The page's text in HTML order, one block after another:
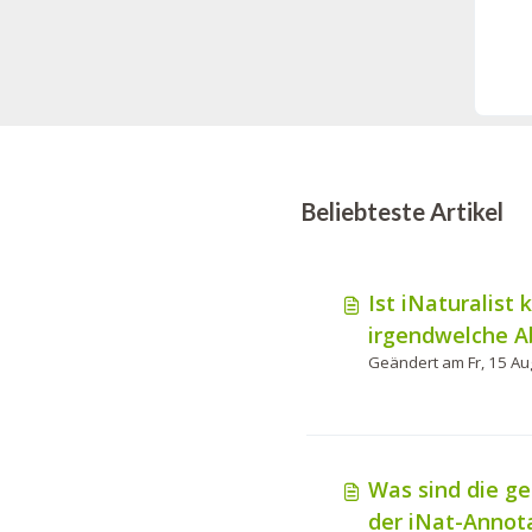
Beliebteste Artikel
Ist iNaturalist
irgendwelche
um es zu
Was sind die
der iNat-